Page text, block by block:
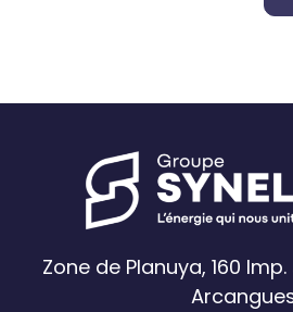
Zone de Planuya, 160